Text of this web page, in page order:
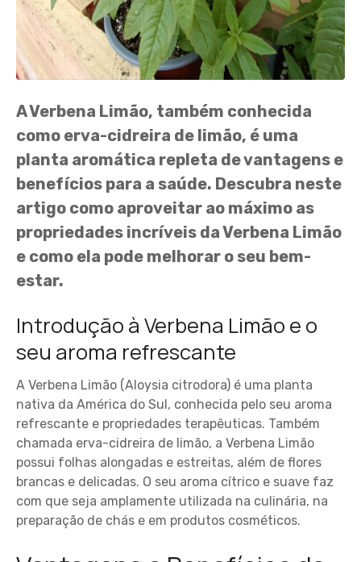
A Verbena Limão, também conhecida
como erva-cidreira de limão, é uma
planta aromática repleta de vantagens e
benefícios para a saúde. Descubra neste
artigo como aproveitar ao máximo as
propriedades incríveis da Verbena Limão
e como ela pode melhorar o seu bem-
estar.
Introdução à Verbena Limão e o
seu aroma refrescante
A Verbena Limão (Aloysia citrodora) é uma planta
nativa da América do Sul, conhecida pelo seu aroma
refrescante e propriedades terapêuticas. Também
chamada erva-cidreira de limão, a Verbena Limão
possui folhas alongadas e estreitas, além de flores
brancas e delicadas. O seu aroma cítrico e suave faz
com que seja amplamente utilizada na culinária, na
preparação de chás e em produtos cosméticos.